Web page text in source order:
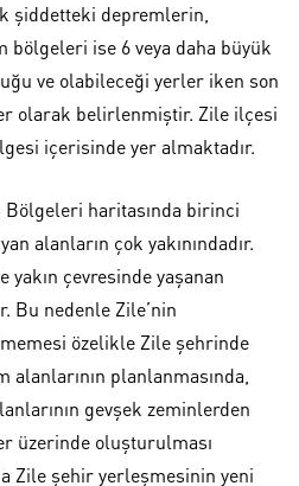
şiddetteki depremlerin,
bölgeleri ise 6 veya daha büyük
ve olabileceği yerler iken son
olarak belirlenmiştir. Zile ilçesi
içerisinde yer almaktadır.
haritasında birinci
alanların çok yakınındadır.
çevresinde yaşanan
Bu nedenle Zile’nin
özelikle Zile şehrinde
planlanmasında,
gevşek zeminlerden
üzerinde oluşturulması
Zile şehir yerleşmesinin yeni